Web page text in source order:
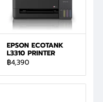
EPSON ECOTANK
L3310 PRINTER
฿4,390